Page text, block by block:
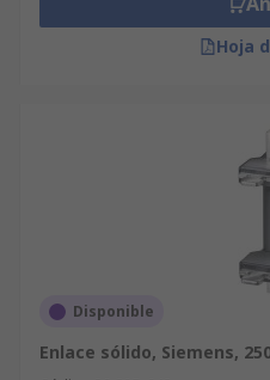
Hoja
Disponible
Enlace sólido, Siemens,